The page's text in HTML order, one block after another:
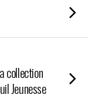
collection
Jeunesse